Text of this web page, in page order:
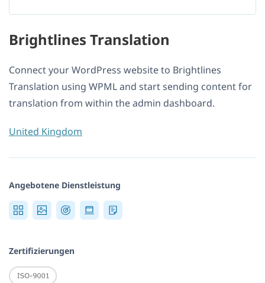
Brightlines Translation
Connect your WordPress website to Brightlines
Translation using WPML and start sending content for
translation from within the admin dashboard.
United Kingdom
Angebotene Dienstleistung
Zertifizierungen